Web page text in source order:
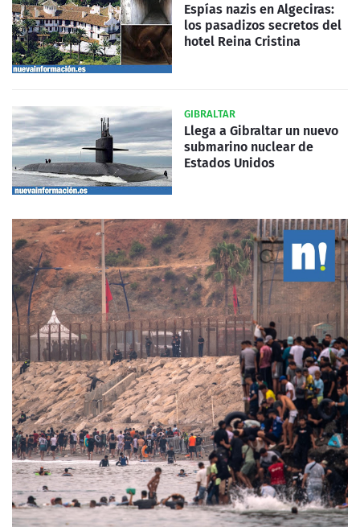
Espías nazis en Algeciras:
los pasadizos secretos del
hotel Reina Cristina
GIBRALTAR
Llega a Gibraltar un nuevo
submarino nuclear de
Estados Unidos